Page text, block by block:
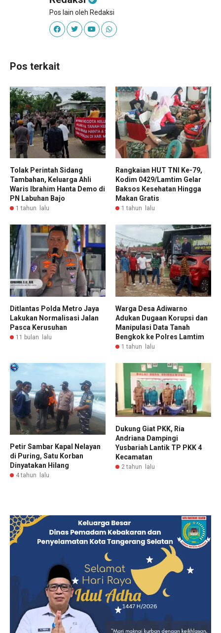
Pos lain oleh Redaksi
Pos terkait
Tolak Perintah Sidang
Tambahan, Keluarga Ahli
Waris Ibrahim Hanta Demo di
PN Labuhan Bajo
1 tahun lalu
Rangkaian HUT TNI Ke-79,
Kodim 0429/Lamtim Gelar
Baksos Kesehatan Hingga
Makan Gratis
1 tahun lalu
Ditlantas Polda Metro Jaya
Lakukan Normalisasi Jalan
Pasca Kerusuhan
11 bulan lalu
Warga Desa Adiwarno
Adukan Dugaan Korupsi dan
Manipulasi Data Tanah
Bengkok ke Polres Lamtim
1 tahun lalu
Petir Sambar Kapal Nelayan
di Puring, Satu Korban
Dinyatakan Hilang
4 tahun lalu
Dukung Giat PKK, Ria
Andriana Dampingi
Yusbariah Lantik TP PKK 4
Kecamatan
2 tahun lalu